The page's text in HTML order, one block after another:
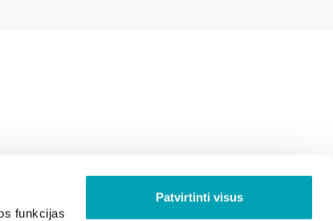
funkcijas
Patvirtinti visus